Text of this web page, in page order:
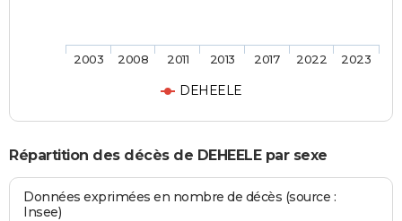
DEHEELE
2003 2008 2011 2013 2017 2022 2023
Répartition des décès de DEHEELE par sexe
Données exprimées en nombre de décès (source :
Insee)